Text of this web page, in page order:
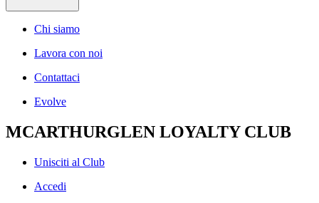
Chi siamo
Lavora con noi
Contattaci
Evolve
MCARTHURGLEN LOYALTY CLUB
Unisciti al Club
Accedi